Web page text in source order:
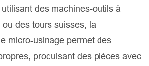
des machines-outils à
ou des tours suisses, la
micro-usinage permet des
produisant des pièces avec